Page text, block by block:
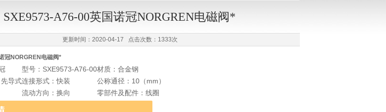
SXE9573-A76-00英国诺冠NORGREN电磁阀*
更新时间：2020-04-17 点击次数：1333次
冠NORGREN电磁阀*
型号：SXE9573-A76-00材质：合金钢
导式连接形式：快装
公称通径：10（mm）
流动方向：换向
零部件及配件：线圈